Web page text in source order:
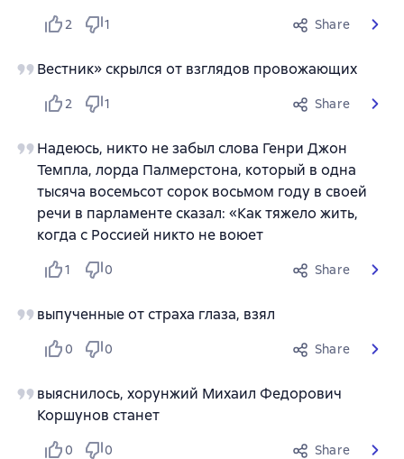
2 1 Share
Вестник» скрылся от взглядов провожающих
2 1 Share
Надеюсь, никто не забыл слова Генри Джон
Темпла, лорда Палмерстона, который в одна
тысяча восемьсот сорок восьмом году в своей
речи в парламенте сказал: «Как тяжело жить,
когда с Россией никто не воюет
1 0 Share
выпученные от страха глаза, взял
0 0 Share
выяснилось, хорунжий Михаил Федорович
Коршунов станет
0 0 Share